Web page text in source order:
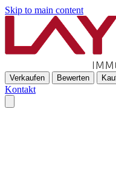
Skip to main content
Verkaufen Bewerten
Kontakt